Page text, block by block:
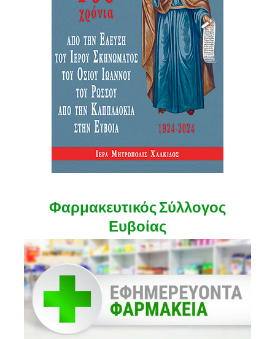
Φαρμακευτικός Σύλλογος
Ευβοίας